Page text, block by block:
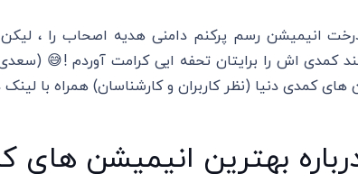
انیمیشن رسم پرکنم دامنی هدیه اصحاب را ،
کمدی دنیا (نظر کاربران و کارشناسان) همراه با لینک